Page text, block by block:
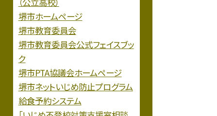
堺市ホームページ
堺市教育委員会
堺市教育委員会公式フェイスブッ
ク
堺市PTA協議会ホームページ
堺市ネットいじめ防止プログラム
給食予約システム